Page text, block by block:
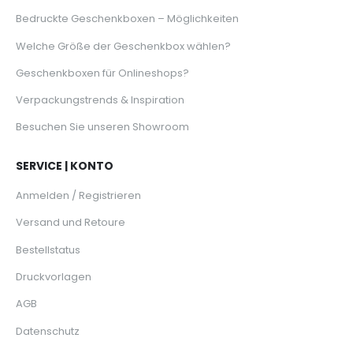
Bedruckte Geschenkboxen – Möglichkeiten
Welche Größe der Geschenkbox wählen?
Geschenkboxen für Onlineshops?
Verpackungstrends & Inspiration
Besuchen Sie unseren Showroom
SERVICE | KONTO
Anmelden / Registrieren
Versand und Retoure
Bestellstatus
Druckvorlagen
AGB
Datenschutz